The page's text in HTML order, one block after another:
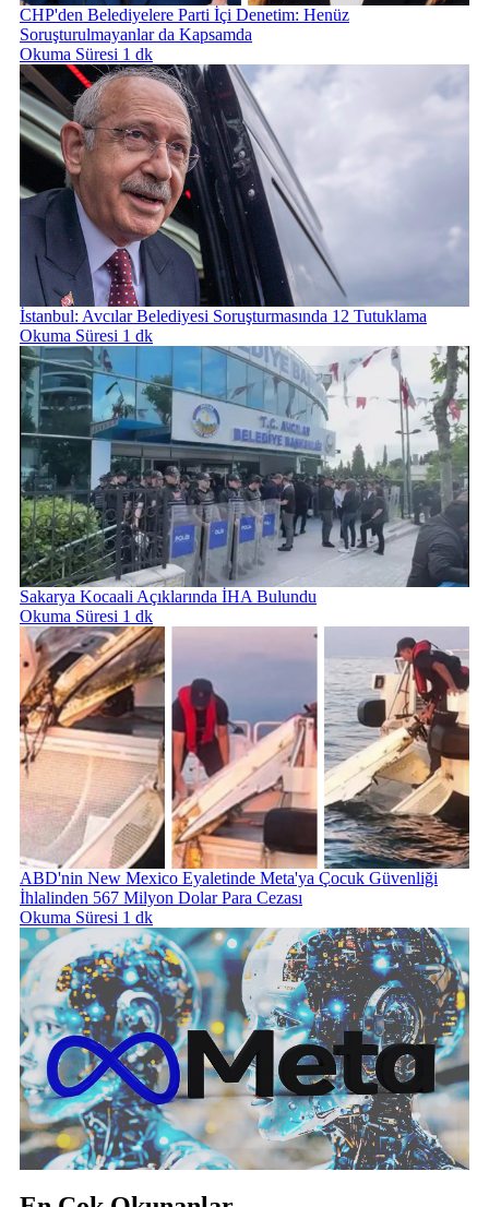
CHP'den Belediyelere Parti İçi Denetim: Henüz
Soruşturulmayanlar da Kapsamda
Okuma Süresi 1 dk
İstanbul: Avcılar Belediyesi Soruşturmasında 12 Tutuklama
Okuma Süresi 1 dk
Sakarya Kocaali Açıklarında İHA Bulundu
Okuma Süresi 1 dk
ABD'nin New Mexico Eyaletinde Meta'ya Çocuk Güvenliği
İhlalinden 567 Milyon Dolar Para Cezası
Okuma Süresi 1 dk